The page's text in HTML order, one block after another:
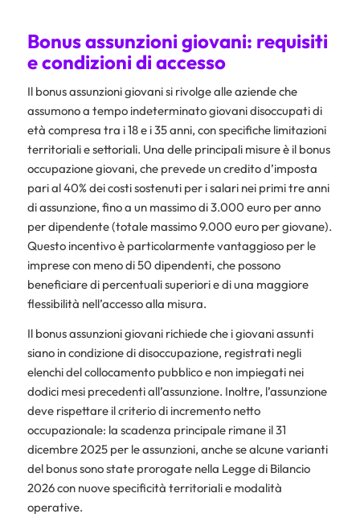
Bonus assunzioni giovani: requisiti
e condizioni di accesso
Il bonus assunzioni giovani si rivolge alle aziende che
assumono a tempo indeterminato giovani disoccupati di
età compresa tra i 18 e i 35 anni, con specifiche limitazioni
territoriali e settoriali. Una delle principali misure è il bonus
occupazione giovani, che prevede un credito d’imposta
pari al 40% dei costi sostenuti per i salari nei primi tre anni
di assunzione, fino a un massimo di 3.000 euro per anno
per dipendente (totale massimo 9.000 euro per giovane).
Questo incentivo è particolarmente vantaggioso per le
imprese con meno di 50 dipendenti, che possono
beneficiare di percentuali superiori e di una maggiore
flessibilità nell’accesso alla misura.
Il bonus assunzioni giovani richiede che i giovani assunti
siano in condizione di disoccupazione, registrati negli
elenchi del collocamento pubblico e non impiegati nei
dodici mesi precedenti all’assunzione. Inoltre, l’assunzione
deve rispettare il criterio di incremento netto
occupazionale: la scadenza principale rimane il 31
dicembre 2025 per le assunzioni, anche se alcune varianti
del bonus sono state prorogate nella Legge di Bilancio
2026 con nuove specificità territoriali e modalità
operative.